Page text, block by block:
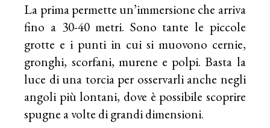
La prima permette un’immersione che arriva
fino a 30-40 metri. Sono tante le piccole
grotte e i punti in cui si muovono cernie,
gronghi, scorfani, murene e polpi. Basta la
luce di una torcia per osservarli anche negli
angoli più lontani, dove è possibile scoprire
spugne a volte di grandi dimensioni.